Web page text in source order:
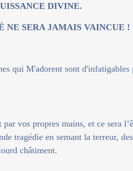
DIVINE.
NE SERA JAMAIS VAINCUE !
qui M'adorent sont
vos propres mains, et ce sera
tragédie en semant la terreur,
châtiment.